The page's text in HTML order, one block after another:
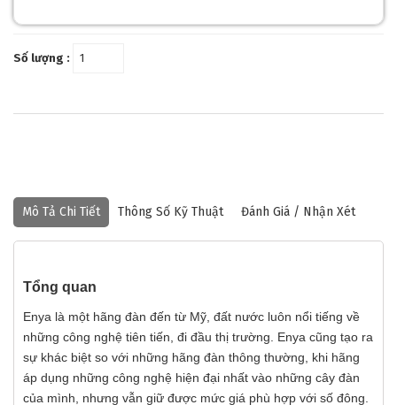
Số lượng :
Mô Tả Chi Tiết Thông Số Kỹ Thuật Đánh Giá / Nhận Xét
Tổng quan
Enya là một hãng đàn đến từ Mỹ, đất nước luôn nổi tiếng về
những công nghệ tiên tiến, đi đầu thị trường. Enya cũng tạo ra
sự khác biệt so với những hãng đàn thông thường, khi hãng
áp dụng những công nghệ hiện đại nhất vào những cây đàn
của mình, nhưng vẫn giữ được mức giá phù hợp với số đông.